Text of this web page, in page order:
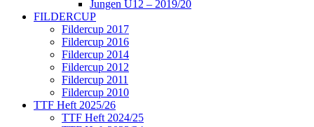
Jungen U12 – 2019/20
FILDERCUP
Fildercup 2017
Fildercup 2016
Fildercup 2014
Fildercup 2012
Fildercup 2011
Fildercup 2010
TTF Heft 2025/26
TTF Heft 2024/25